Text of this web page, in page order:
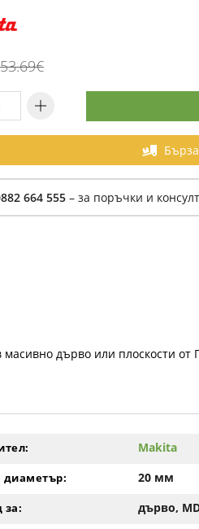
53.69€
664 555 – за поръчки и
масивно дърво или плоскости от
Makita
20 мм
за: дърво,